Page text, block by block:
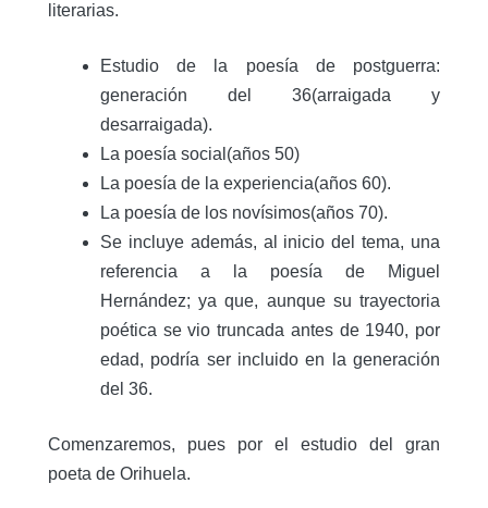
literarias.
Estudio de la poesía de postguerra:
generación del 36(arraigada y
desarraigada).
La poesía social(años 50)
La poesía de la experiencia(años 60).
La poesía de los novísimos(años 70).
Se incluye además, al inicio del tema, una
referencia a la poesía de Miguel
Hernández; ya que, aunque su trayectoria
poética se vio truncada antes de 1940, por
edad, podría ser incluido en la generación
del 36.
Comenzaremos, pues por el estudio del gran
poeta de Orihuela.